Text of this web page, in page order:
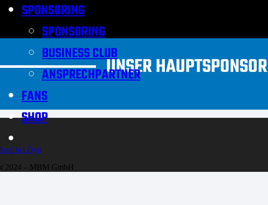
SPONSORING
SPONSORING
BUSINESS CLUB
ANSPRECHPARTNER
FANS
SHOP
UNSER HAUPTSPONSOR
bei Dyn
2024 – MBM GmbH